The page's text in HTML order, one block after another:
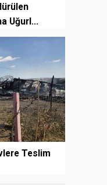
Uğurl...
Teslim